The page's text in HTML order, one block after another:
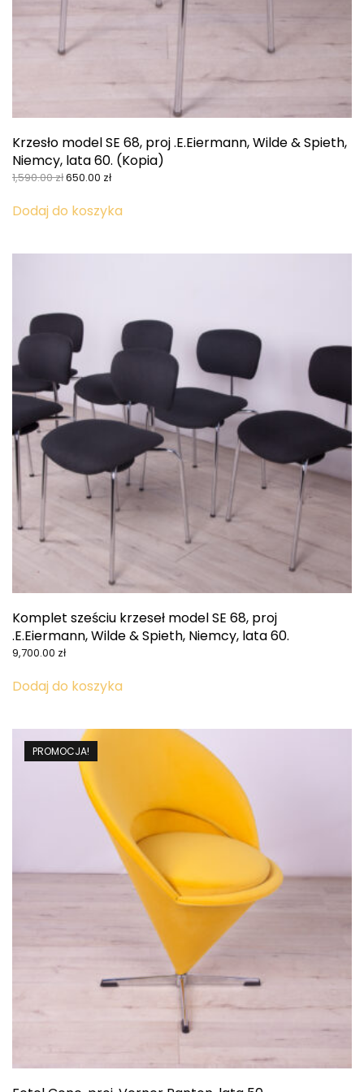
Krzesło model SE 68, proj .E.Eiermann, Wilde & Spieth,
Niemcy, lata 60. (Kopia)
1,590.00złPierwotna
wynosiła:
1,590.00 zł.
650.00 złAktualna
wynosi:
Dodaj do koszyka
Komplet sześciu krzeseł model SE 68, proj
.E.Eiermann, Wilde & Spieth, Niemcy, lata 60.
9,700.00 zł
Dodaj do koszyka
PROMOCJA!